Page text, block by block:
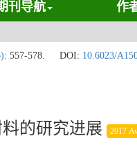
刊导航 作
: 557-578. DOI: 10.6023/
的研究进展 2017